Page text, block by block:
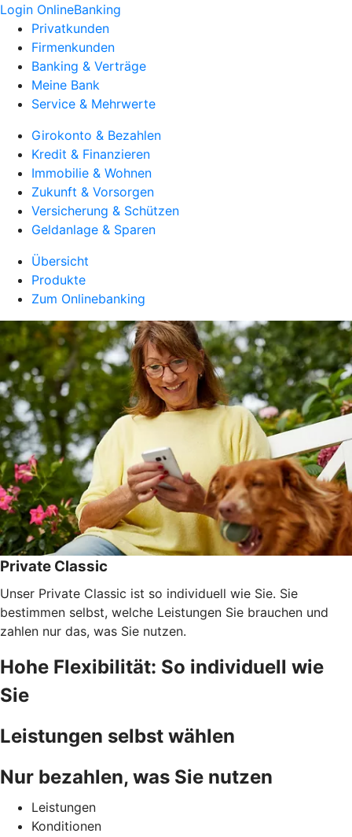
Login OnlineBanking
Privatkunden
Firmenkunden
Banking & Verträge
Meine Bank
Service & Mehrwerte
Girokonto & Bezahlen
Kredit & Finanzieren
Immobilie & Wohnen
Zukunft & Vorsorgen
Versicherung & Schützen
Geldanlage & Sparen
Übersicht
Produkte
Zum Onlinebanking
Private Classic
Unser Private Classic ist so individuell wie Sie. Sie
bestimmen selbst, welche Leistungen Sie brauchen und
zahlen nur das, was Sie nutzen.
Hohe Flexibilität: So individuell wie
Sie
Leistungen selbst wählen
Nur bezahlen, was Sie nutzen
Leistungen
Konditionen